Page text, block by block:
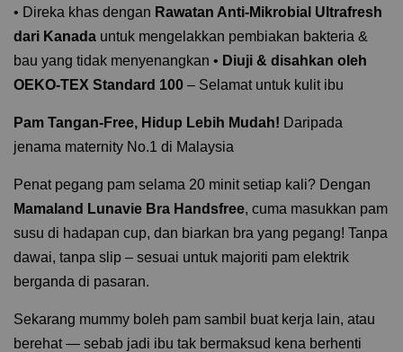
• Direka khas dengan Rawatan Anti-Mikrobial Ultrafresh
dari Kanada untuk mengelakkan pembiakan bakteria &
bau yang tidak menyenangkan • Diuji & disahkan oleh
OEKO-TEX Standard 100 – Selamat untuk kulit ibu
Pam Tangan-Free, Hidup Lebih Mudah! Daripada
jenama maternity No.1 di Malaysia
Penat pegang pam selama 20 minit setiap kali? Dengan
Mamaland Lunavie Bra Handsfree, cuma masukkan pam
susu di hadapan cup, dan biarkan bra yang pegang! Tanpa
dawai, tanpa slip – sesuai untuk majoriti pam elektrik
berganda di pasaran.
Sekarang mummy boleh pam sambil buat kerja lain, atau
berehat — sebab jadi ibu tak bermaksud kena berhenti